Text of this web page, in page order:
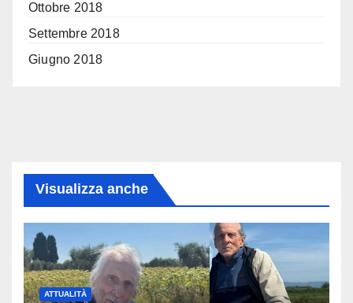
Ottobre 2018
Settembre 2018
Giugno 2018
Visualizza anche
ATTUALITÀ